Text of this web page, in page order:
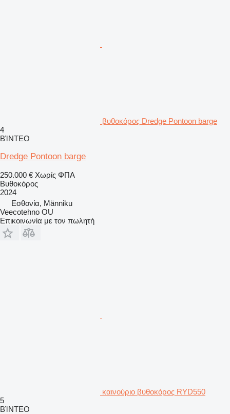
βυθοκόρος Dredge Pontoon barge
4
ΒΊΝΤΕΟ
Dredge Pontoon barge
250.000 € Χωρίς ΦΠΑ
Βυθοκόρος
2024
Εσθονία, Männiku
Veecotehno OU
Επικοινωνία με τον πωλητή
καινούριο βυθοκόρος RYD550
5
ΒΊΝΤΕΟ